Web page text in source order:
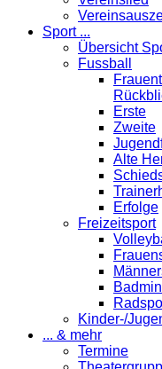
Sport ...
Übersicht
Fussball
Erste
Zweite
Alte
Erfolge
Freizeitsport
Kinder-/
... & mehr
Termine